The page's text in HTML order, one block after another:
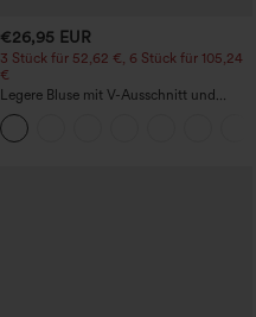
€26,95 EUR
3 Stück für 52,62 €, 6 Stück für 105,24
€
Legere Bluse mit V-Ausschnitt und
kurzen Puffärmeln